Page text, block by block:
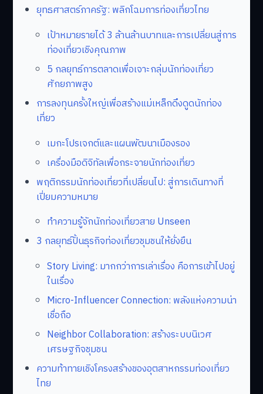
ยุทธศาสตร์ภาครัฐ: พลิกโฉมการท่องเที่ยวไทย
เป้าหมายรายได้ 3 ล้านล้านบาทและการเปลี่ยนสู่การ
ท่องเที่ยวเชิงคุณภาพ
5 กลยุทธ์การตลาดเพื่อเจาะกลุ่มนักท่องเที่ยว
ศักยภาพสูง
การลงทุนครั้งใหญ่เพื่อสร้างแม่เหล็กดึงดูดนักท่อง
เที่ยว
เมกะโปรเจกต์และแผนพัฒนาเมืองรอง
เครื่องมือดิจิทัลเพื่อกระจายนักท่องเที่ยว
พฤติกรรมนักท่องเที่ยวที่เปลี่ยนไป: สู่การเดินทางที่
เปี่ยมความหมาย
ทำความรู้จักนักท่องเที่ยวสาย Unseen
3 กลยุทธ์ปั้นธุรกิจท่องเที่ยวชุมชนให้ยั่งยืน
Story Living: มากกว่าการเล่าเรื่อง คือการเข้าไปอยู่
ในเรื่อง
Micro-Influencer Connection: พลังแห่งความน่า
เชื่อถือ
Neighbor Collaboration: สร้างระบบนิเวศ
เศรษฐกิจชุมชน
ความท้าทายเชิงโครงสร้างของอุตสาหกรรมท่องเที่ยว
ไทย